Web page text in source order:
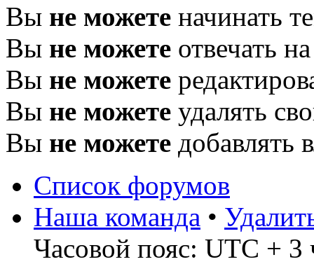
Вы не можете начинать
Вы не можете отвечать
Вы не можете
Вы не можете удалять
Вы не можете добавлять
Список форумов
Наша команда •
Часовой пояс: UTC + 3